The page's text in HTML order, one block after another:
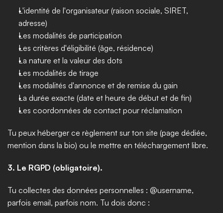
L'identité de l'organisateur (raison sociale, SIRET,
adresse)
Les modalités de participation
Les critères d'éligibilité (âge, résidence)
La nature et la valeur des dots
Les modalités de tirage
Les modalités d'annonce et de remise du gain
La durée exacte (date et heure de début et de fin)
Les coordonnées de contact pour réclamation
Tu peux héberger ce règlement sur ton site (page dédiée,
mention dans la bio) ou le mettre en téléchargement libre.
3. Le RGPD (obligatoire).
Tu collectes des données personnelles : @username,
parfois email, parfois nom. Tu dois donc :